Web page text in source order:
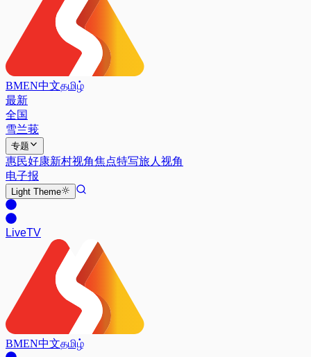
BMEN中文தமிழ்
最新
全国
雪兰莪
专题
惠民好康新村视角焦点特写旅人视角
电子报
Light Theme
LiveTV
BMEN中文தமிழ்